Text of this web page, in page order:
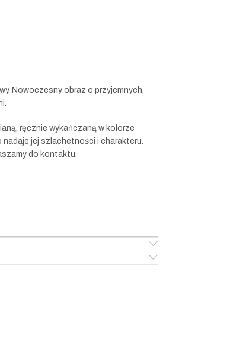
Nowoczesny obraz o przyjemnych,
ręcznie wykańczaną w kolorze
jej szlachetności i charakteru.
do kontaktu.